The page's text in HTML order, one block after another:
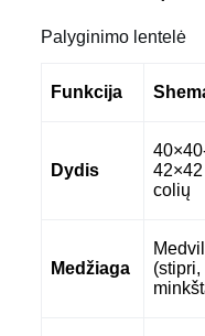
Palyginimo lentelė
Funkcija
Dydis
42×42
colių
Medžiaga
(stipri,